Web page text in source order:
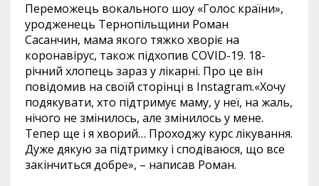
Переможець вокального шоу «Голос країни»,
уродженець Тернопільщини Роман
Сасанчин, мама якого тяжко хворіє на
коронавірус, також підхопив COVID-19. 18-
річний хлопець зараз у лікарні. Про це він
повідомив на своїй сторінці в Instagram.«Хочу
подякувати, хто підтримує маму, у неї, на жаль,
нічого не змінилось, але змінилось у мене.
Тепер ще і я хворий… Проходжу курс лікування.
Дуже дякую за підтримку і сподіваюся, що все
закінчиться добре», – написав Роман.